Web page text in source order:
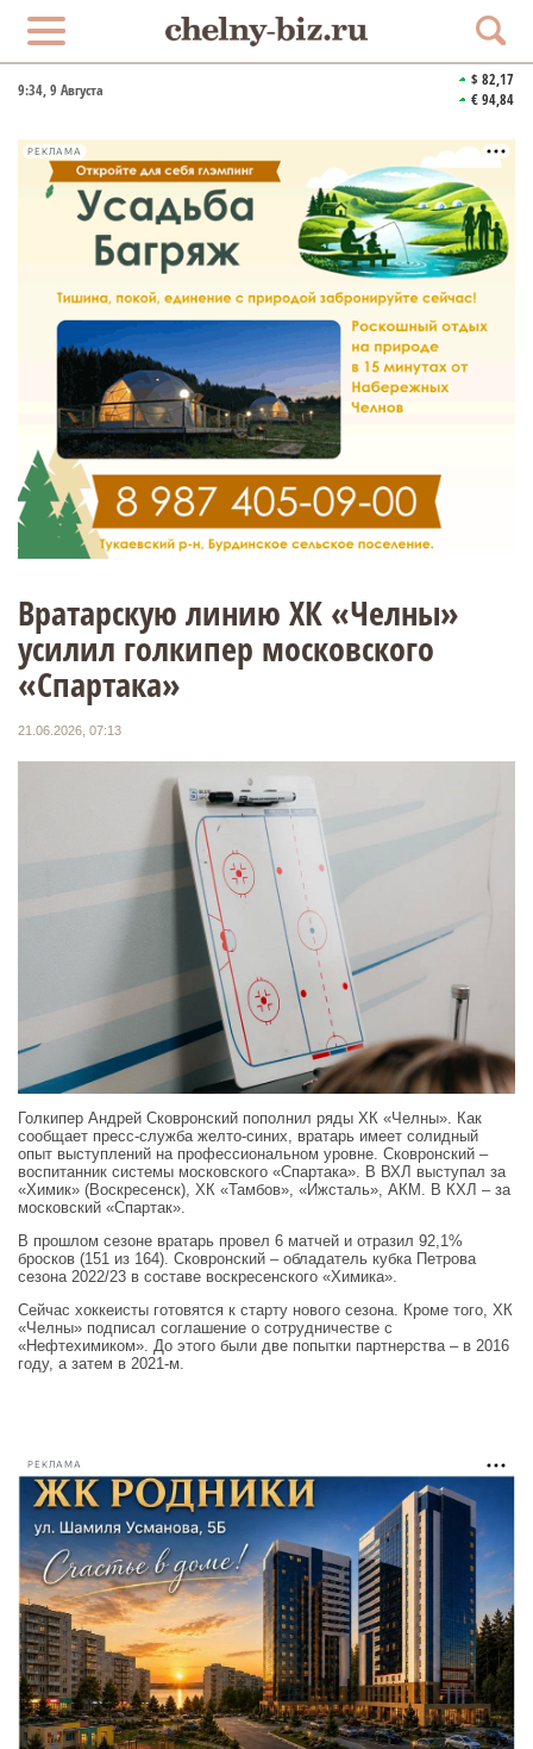
9:34, 9 Августа
$ 82,17
€ 94,84
РЕКЛАМА
Вратарскую линию ХК «Челны»
усилил голкипер московского
«Спартака»
21.06.2026, 07:13
Голкипер Андрей Сковронский пополнил ряды ХК «Челны». Как
сообщает пресс-служба желто-синих, вратарь имеет солидный
опыт выступлений на профессиональном уровне. Сковронский –
воспитанник системы московского «Спартака». В ВХЛ выступал за
«Химик» (Воскресенск), ХК «Тамбов», «Ижсталь», АКМ. В КХЛ – за
московский «Спартак».
В прошлом сезоне вратарь провел 6 матчей и отразил 92,1%
бросков (151 из 164). Сковронский – обладатель кубка Петрова
сезона 2022/23 в составе воскресенского «Химика».
Сейчас хоккеисты готовятся к старту нового сезона. Кроме того, ХК
«Челны» подписал соглашение о сотрудничестве с
«Нефтехимиком». До этого были две попытки партнерства – в 2016
году, а затем в 2021‑м.
РЕКЛАМА